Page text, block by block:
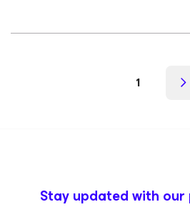
1
Stay updated with